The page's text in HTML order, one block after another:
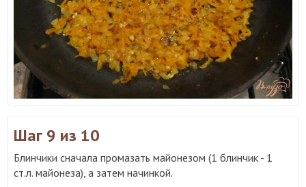
Шаг 9 из 10
Блинчики сначала промазать майонезом (1 блинчик - 1
ст.л. майонеза), а затем начинкой.